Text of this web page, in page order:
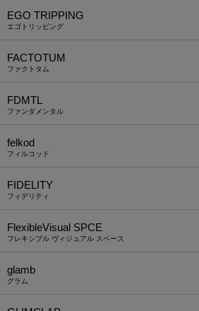
EGO TRIPPING
エゴトリッピング
FACTOTUM
ファクトタム
FDMTL
ファンダメンタル
felkod
フィルコッド
FIDELITY
フィデリティ
FlexibleVisual SPCE
フレキシブル ヴィジュアル スペース
glamb
グラム